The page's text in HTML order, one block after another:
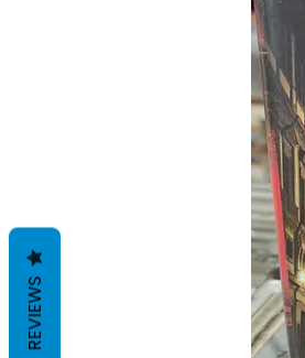
REVIEWS